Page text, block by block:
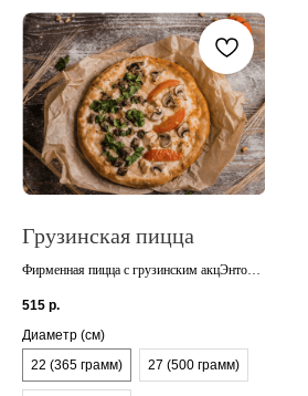
Грузинская пицца
Фирменная пицца с грузинским акцЭнтом
515 р.
Диаметр (см)
22 (365 грамм)
27 (500 грамм)